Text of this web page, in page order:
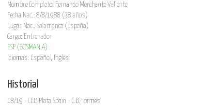
Nombre Completo: Fernando Merchante Valiente
Fecha Nac.: 8/8/1988 (38 años)
Lugar Nac.: Salamanca (España)
Cargo: Entrenador
ESP (BOSMAN A)
Idiomas: Español, Inglés
Historial
18/19 - LEB Plata Spain - C.B. Tormes